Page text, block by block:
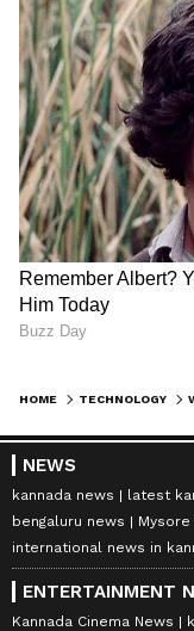
HOME TECHNOLOGY
NEWS
kannada news latest
bengaluru news
international news in
ENTERTAINMENT
Kannada Cinema News